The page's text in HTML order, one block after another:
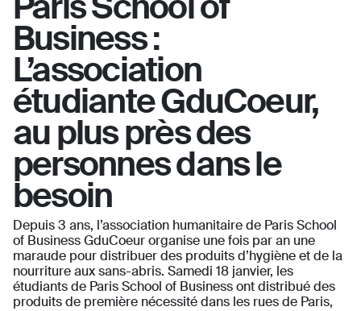
Business :
L’association
étudiante GduCoeur,
au plus près des
personnes dans le
besoin
Depuis 3 ans, l’association humanitaire de Paris School
of Business GduCoeur organise une fois par an une
maraude pour distribuer des produits d’hygiène et de la
nourriture aux sans-abris. Samedi 18 janvier, les
étudiants de Paris School of Business ont distribué des
produits de première nécessité dans les rues de Paris,